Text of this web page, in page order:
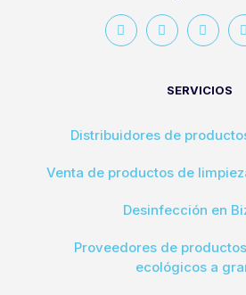
SERVICIOS
Distribuidores de
Venta de productos de
Desinfección en
Proveedores de
ecológicos a